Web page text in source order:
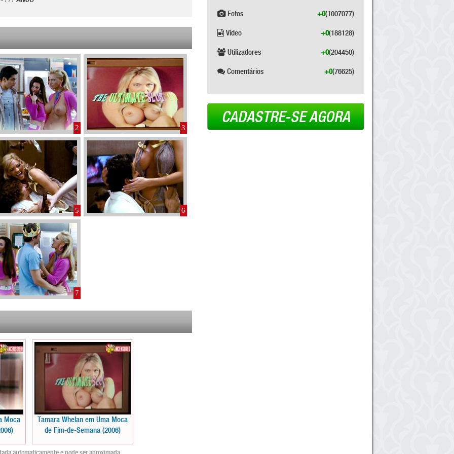
2 3
5 6
7
Moca
Tamara Whelan em Uma Moca
de Fim-de-Semana (2006)
Fotos (1007077)
+0
Vídeo (188128)
+0
Utilizadores (204450)
+0
Comentários (76625)
+0
CADASTRE-SE AGORA